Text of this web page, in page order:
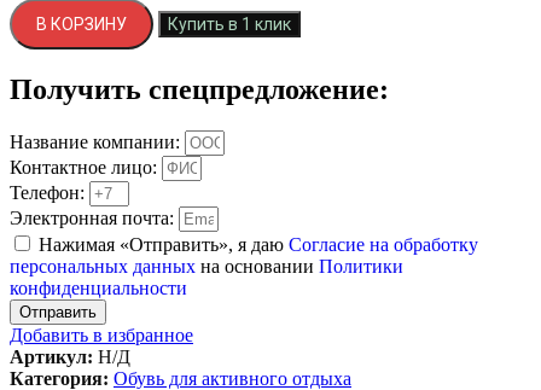
В КОРЗИНУ Купить в 1 клик
Получить спецпредложение:
Название компании:
Контактное лицо:
Телефон:
Электронная почта:
Нажимая «Отправить», я даю Согласие на обработку
персональных данных на основании Политики
конфиденциальности
Отправить
Добавить в избранное
Артикул: Н/Д
Категория: Обувь для активного отдыха